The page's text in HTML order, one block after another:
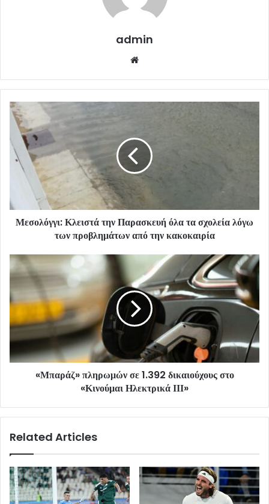
admin
Μεσολόγγι: Κλειστά την Παρασκευή όλα τα σχολεία λόγω
των προβλημάτων από την κακοκαιρία
«Μπαράζ» πληρωμών σε 1.392 δικαιούχους στο
«Κινούμαι Ηλεκτρικά ΙΙΙ»
Related Articles